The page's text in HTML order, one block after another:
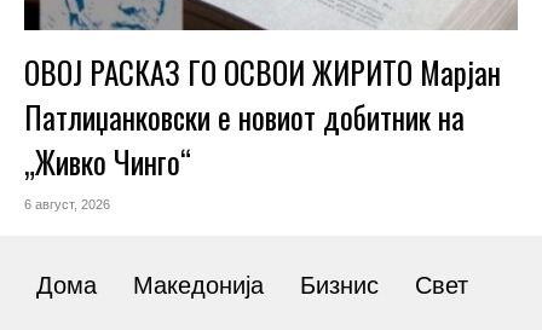
ОВОЈ РАСКАЗ ГО ОСВОИ ЖИРИТО Марјан
Патлиџанковски е новиот добитник на
„Живко Чинго“
6 август, 2026
Дома Македонија Бизнис Свет